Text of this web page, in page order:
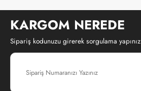
KARGOM NEREDE
Sipariş kodunuzu girerek sorgulama yapınız